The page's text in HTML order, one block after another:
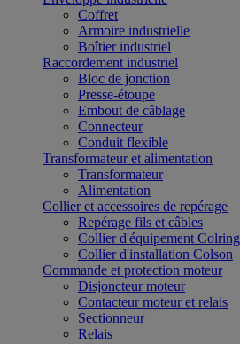
Coffret
Armoire industrielle
Boîtier industriel
Raccordement industriel
Bloc de jonction
Presse-étoupe
Embout de câblage
Connecteur
Conduit flexible
Transformateur et alimentation
Transformateur
Alimentation
Collier et accessoires de repérage
Repérage fils et câbles
Collier d'équipement Colring
Collier d'installation Colson
Commande et protection moteur
Disjoncteur moteur
Contacteur moteur et relais
Sectionneur
Relais